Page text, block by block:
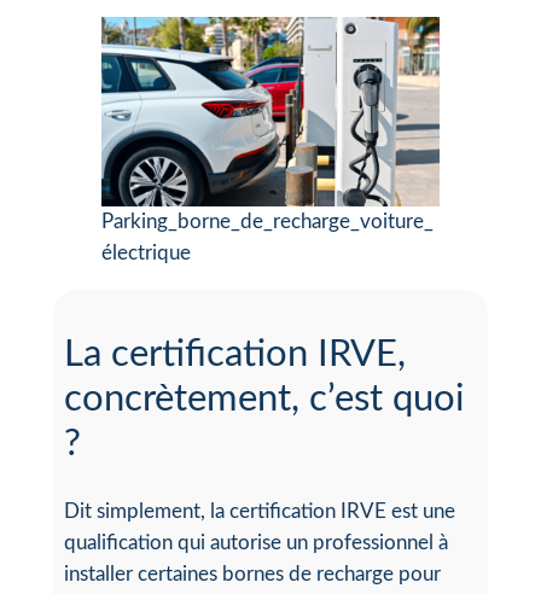
Parking_borne_de_recharge_voiture_
électrique
La certification IRVE,
concrètement, c’est quoi
?
Dit simplement, la certification IRVE est une
qualification qui autorise un professionnel à
installer certaines bornes de recharge pour